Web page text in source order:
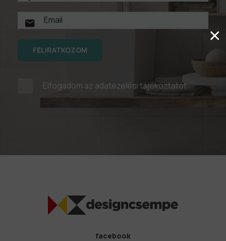
FELIRATKOZOM
Elfogadom az adatezelési tájékoztatót
facebook
×